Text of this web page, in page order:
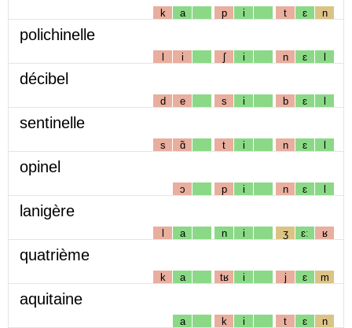
k a p i t ɛ n
polichinelle
l i ʃ i n ɛ l
décibel
d e s i b ɛ l
sentinelle
s ɑ̃ t i n ɛ l
opinel
ɔ p i n ɛ l
lanigère
l a n i ʒ ɛː ʁ
quatrième
k a tʁ i j ɛ m
aquitaine
a k i t ɛ n